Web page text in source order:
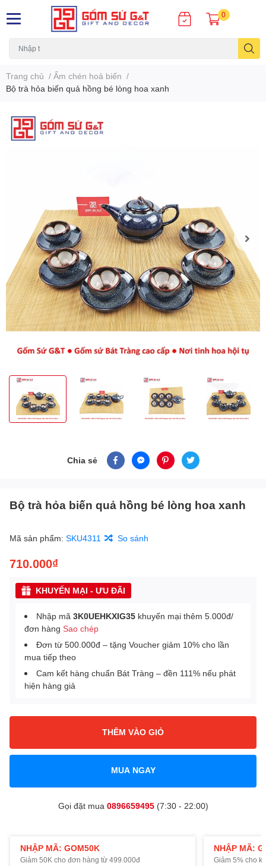
0
Trang chủ / Ấm chén hoả biến /
Bộ trà hỏa biến quả hồng bé lòng hoa xanh
Chia sẻ
Bộ trà hỏa biến quả hồng bé lòng hoa xanh
Mã sản phẩm: SKU4311 So sánh
710.000₫
KHUYẾN MẠI - ƯU ĐÃI
Nhập mã 3K0UEHKXIG35 khuyến mại thêm 5.000đ/
đơn hàng Sao chép
Đơn từ 500.000đ – tặng Voucher giảm 10% cho lần
mua tiếp theo
Cam kết hàng chuẩn Bát Tràng – đền 111% nếu phát
hiện hàng giả
THÊM VÀO GIỎ
MUA NGAY
Gọi đặt mua 0896659495(7:30 - 22:00)
NHẬP MÃ: GOM50K
Giảm 50K cho đơn hàng từ 499.000đ
NHẬP MÃ:
Giảm 5% cho